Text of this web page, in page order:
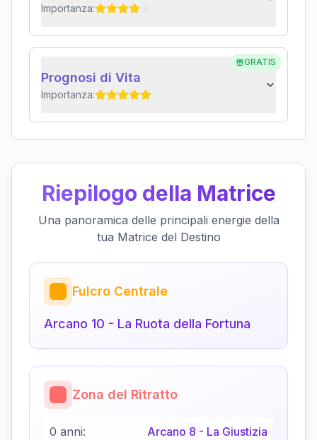
Importanza:
GRATIS
Prognosi di Vita
Importanza:
Riepilogo della Matrice
Una panoramica delle principali energie della
tua Matrice del Destino
Fulcro Centrale
Arcano 10 - La Ruota della Fortuna
Zona del Ritratto
0 anni: Arcano 8 - La Giustizia